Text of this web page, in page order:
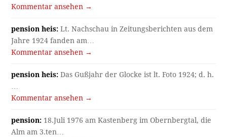
Kommentar ansehen →
pension heis: Lt. Nachschau in Zeitungsberichten aus dem
Jahre 1924 fanden am…
Kommentar ansehen →
pension heis: Das Gußjahr der Glocke ist lt. Foto 1924; d. h.
…
Kommentar ansehen →
pension: 18.Juli 1976 am Kastenberg im Obernbergtal, die
Alm am 3.ten…